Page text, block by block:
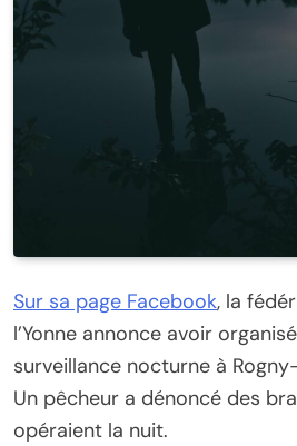
Sur sa page Facebook, la
l’Yonne annonce avoir
surveillance nocturne à
Un pêcheur a dénoncé des
opéraient la nuit.